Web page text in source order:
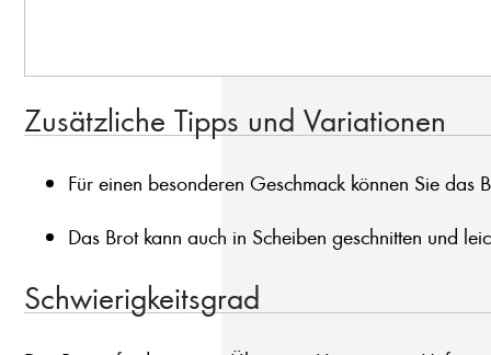
Zusätzliche Tipps und Variationen
Für einen besonderen Geschmack können Sie
Das Brot kann auch in Scheiben geschnitten und
Schwierigkeitsgrad